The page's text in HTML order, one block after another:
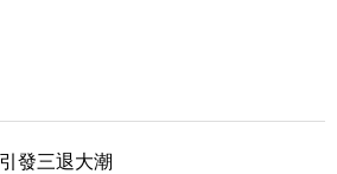
引發三退大潮